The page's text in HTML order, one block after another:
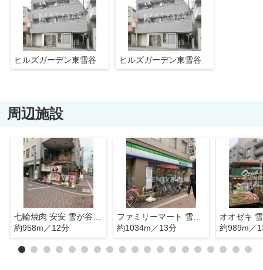
ヒルズガーデン東雪谷 ヒルズガーデン東雪谷
周辺施設
七輪焼肉 安安 雪が谷大塚店
約958m／12分
ファミリーマート 雪谷大塚店
約1034m／13分
オオゼキ
約989m／